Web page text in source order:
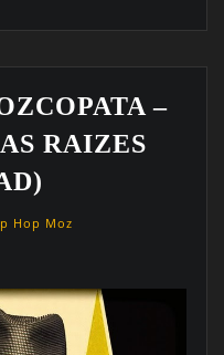
–
RAIZES
Hop Moz